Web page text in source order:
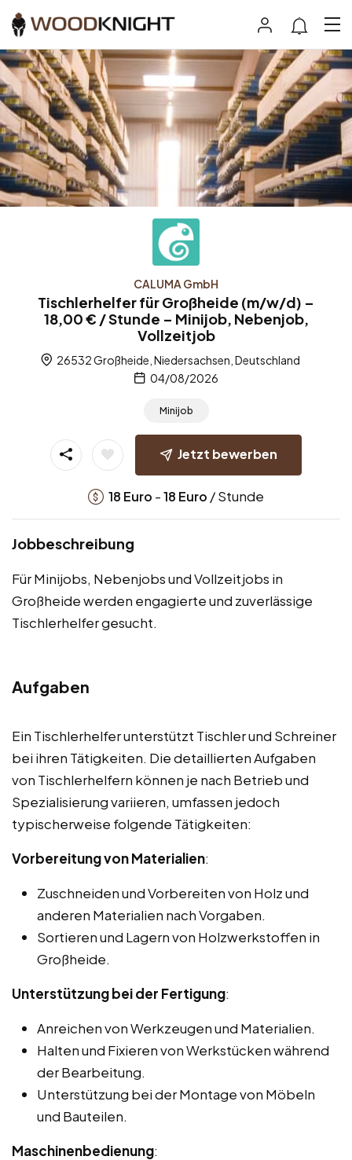
CALUMA GmbH
Tischlerhelfer für Großheide (m/w/d) –
18,00 € / Stunde – Minijob, Nebenjob,
Vollzeitjob
26532 Großheide, Niedersachsen, Deutschland
04/08/2026
Minijob
Jetzt bewerben
18 Euro -18 Euro / Stunde
Jobbeschreibung
Für Minijobs, Nebenjobs und Vollzeitjobs in
Großheide werden engagierte und zuverlässige
Tischlerhelfer gesucht.
Aufgaben
Ein Tischlerhelfer unterstützt Tischler und Schreiner
bei ihren Tätigkeiten. Die detaillierten Aufgaben
von Tischlerhelfern können je nach Betrieb und
Spezialisierung variieren, umfassen jedoch
typischerweise folgende Tätigkeiten:
Vorbereitung von Materialien:
Zuschneiden und Vorbereiten von Holz und
anderen Materialien nach Vorgaben.
Sortieren und Lagern von Holzwerkstoffen in
Großheide.
Unterstützung bei der Fertigung:
Anreichen von Werkzeugen und Materialien.
Halten und Fixieren von Werkstücken während
der Bearbeitung.
Unterstützung bei der Montage von Möbeln
und Bauteilen.
Maschinenbedienung: